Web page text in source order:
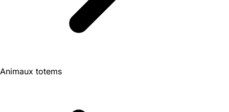
Animaux totems